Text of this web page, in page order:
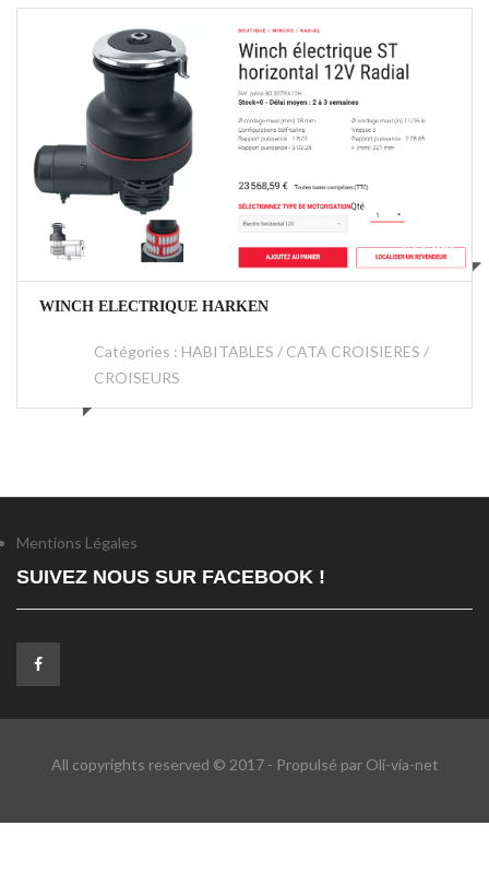
€19500
WINCH ELECTRIQUE HARKEN
Catégories : HABITABLES / CATA CROISIERES /
CROISEURS
Mentions Légales
SUIVEZ NOUS SUR FACEBOOK !
All copyrights reserved © 2017 - Propulsé par Oli-via-net